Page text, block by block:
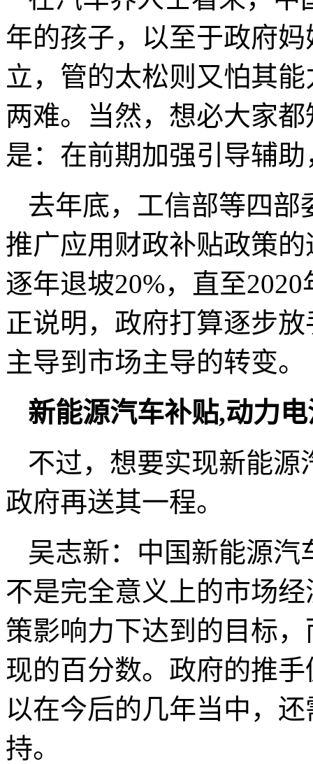
年的孩子，以至于政府
立，管的太松则又怕其
两难。当然，想必大家
是：在前期加强引导辅
去年底，工信部等四
推广应用财政补贴政策
逐年退坡20%，直至
正说明，政府打算逐步
主导到市场主导的转变。
新能源汽车补贴,动力
不过，想要实现新能源
政府再送其一程。
吴志新：中国新能源
不是完全意义上的市场
策影响力下达到的目标
现的百分数。政府的推
以在今后的几年当中，
持。